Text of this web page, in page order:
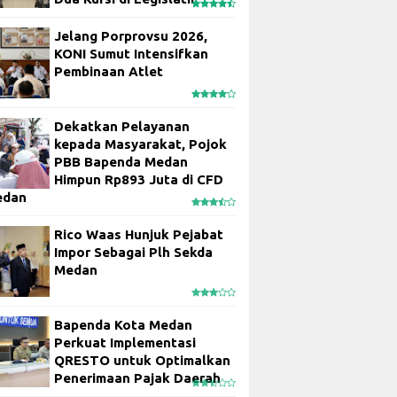
Jelang Porprovsu 2026,
KONI Sumut Intensifkan
Pembinaan Atlet
Dekatkan Pelayanan
kepada Masyarakat, Pojok
PBB Bapenda Medan
Himpun Rp893 Juta di CFD
Rico Waas Hunjuk Pejabat
Impor Sebagai Plh Sekda
Medan
Bapenda Kota Medan
Perkuat Implementasi
QRESTO untuk Optimalkan
Penerimaan Pajak Daerah